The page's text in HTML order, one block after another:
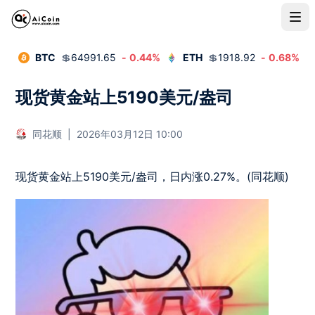
BTC 💲64991.65 - 0.44% ETH 💲1918.92 - 0.68%
现货黄金站上5190美元/盎司
同花顺 2026年03月12日 10:00
现货黄金站上5190美元/盎司，日内涨0.27%。(同花顺)